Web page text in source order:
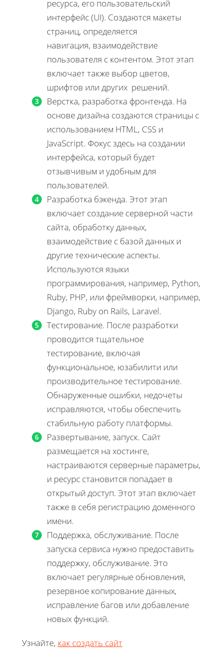
ресурса, его пользовательский
интерфейс (UI). Создаются макеты
страниц, определяется
навигация, взаимодействие
пользователя с контентом. Этот этап
включает также выбор цветов,
шрифтов или других решений.
Верстка, разработка фронтенда. На
основе дизайна создаются страницы с
использованием HTML, CSS и
JavaScript. Фокус здесь на создании
интерфейса, который будет
отзывчивым и удобным для
пользователей.
Разработка бэкенда. Этот этап
включает создание серверной части
сайта, обработку данных,
взаимодействие с базой данных и
другие технические аспекты.
Используются языки
программирования, например, Python,
Ruby, PHP, или фреймворки, например,
Django, Ruby on Rails, Laravel.
Тестирование. После разработки
проводится тщательное
тестирование, включая
функциональное, юзабилити или
производительное тестирование.
Обнаруженные ошибки, недочеты
исправляются, чтобы обеспечить
стабильную работу платформы.
Развертывание, запуск. Сайт
размещается на хостинге,
настраиваются серверные параметры,
и ресурс становится попадает в
открытый доступ. Этот этап включает
также в себя регистрацию доменного
имени.
Поддержка, обслуживание. После
запуска сервиса нужно предоставить
поддержку, обслуживание. Это
включает регулярные обновления,
резервное копирование данных,
исправление багов или добавление
новых функций.
Узнайте, как создать сайт